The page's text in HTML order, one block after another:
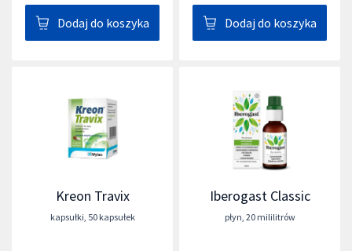
Dodaj do koszyka Dodaj do koszyka
Kreon Travix
kapsułki, 50 kapsułek
Iberogast Classic
płyn, 20 mililitrów